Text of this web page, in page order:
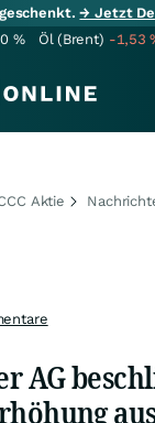
→ Jetzt
% Öl (Brent) -1,53
Aktie
AG